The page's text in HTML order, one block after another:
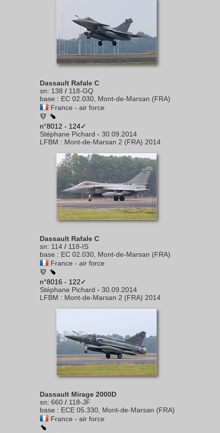
Dassault Rafale C
sn: 138 / 118-GQ
base : EC 02.030, Mont-de-Marsan (FRA)
France - air force
n°8012 - 124✓
Stéphane Pichard - 30.09.2014
LFBM : Mont-de-Marsan 2 (FRA) 2014
Dassault Rafale C
sn: 114 / 118-IS
base : EC 02.030, Mont-de-Marsan (FRA)
France - air force
n°8016 - 122✓
Stéphane Pichard - 30.09.2014
LFBM : Mont-de-Marsan 2 (FRA) 2014
Dassault Mirage 2000D
sn: 660 / 118-JF
base : ECE 05.330, Mont-de-Marsan (FRA)
France - air force